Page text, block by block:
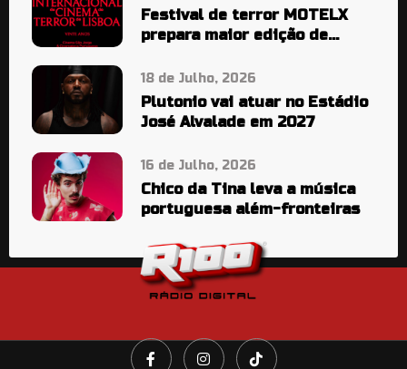
Festival de terror MOTELX
prepara maior edição de
18 de Julho, 2026
Plutonio vai atuar no Estádio
José Alvalade em 2027
16 de Julho, 2026
Chico da Tina leva a música
portuguesa além-fronteiras